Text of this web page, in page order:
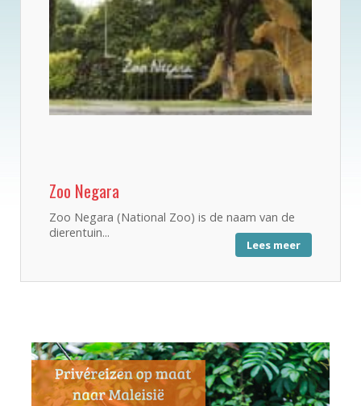
Zoo Negara
Zoo Negara (National Zoo) is de naam van de
dierentuin...
Lees meer